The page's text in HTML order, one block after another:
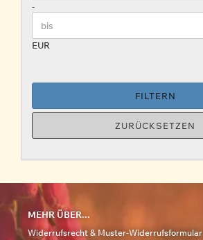
-
EUR
FILTERN
ZURÜCKSETZEN
MEHR ÜBER...
Widerrufsrecht & Muster-Widerrufsformular